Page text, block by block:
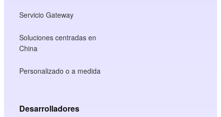
Servicio Gateway
Soluciones centradas en
China
Personalizado o a medida
Desarrolladores